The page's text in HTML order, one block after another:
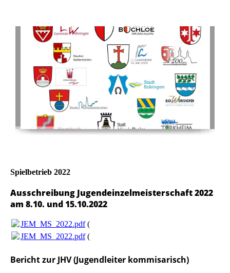
Spielbetrieb 2022
Ausschreibung Jugendeinzelmeisterschaft 2022
am 8.10. und 15.10.2022
JEM_MS_2022.pdf(73.87KB)
JEM_MS_2022.pdf(73.87KB)
Bericht zur JHV (Jugendleiter kommisarisch)